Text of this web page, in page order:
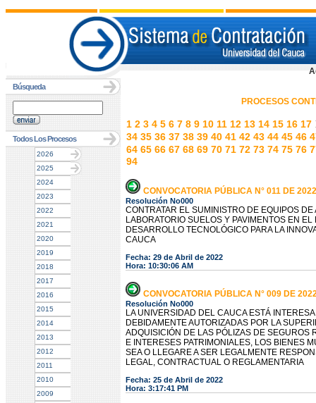
Búsqueda
Todos Los Procesos
2026
2025
2024
2023
2022
2021
2020
2019
2018
2017
2016
2015
2014
2013
2012
2011
2010
2009
PROCESOS
1 2 3 4 5 6 7 8 9 10 11 12 13 14 15 16 17
34 35 36 37 38 39 40 41 42 43 44 45 46
64 65 66 67 68 69 70 71 72 73 74 75 76
94
CONVOCATORIA PÚBLICA N° 011 DE 2022
Resolución No000
CONTRATAR EL SUMINISTRO DE EQUIPOS
LABORATORIO SUELOS Y PAVIMENTOS EN
DESARROLLO TECNOLÓGICO PARA LA
CAUCA
Fecha: 29 de Abril de 2022
Hora: 10:30:06 AM
CONVOCATORIA PÚBLICA N° 009 DE
Resolución No000
LA UNIVERSIDAD DEL CAUCA ESTÁ
DEBIDAMENTE AUTORIZADAS POR LA
ADQUISICIÓN DE LAS PÓLIZAS DE SEGUROS
E INTERESES PATRIMONIALES, LOS BIENES
SEA O LLEGARE A SER LEGALMENTE
LEGAL, CONTRACTUAL O REGLAMENTARIA
Fecha: 25 de Abril de 2022
Hora: 3:17:41 PM